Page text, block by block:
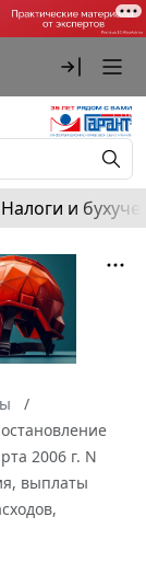
Налоги и
2006 г. N
выплаты